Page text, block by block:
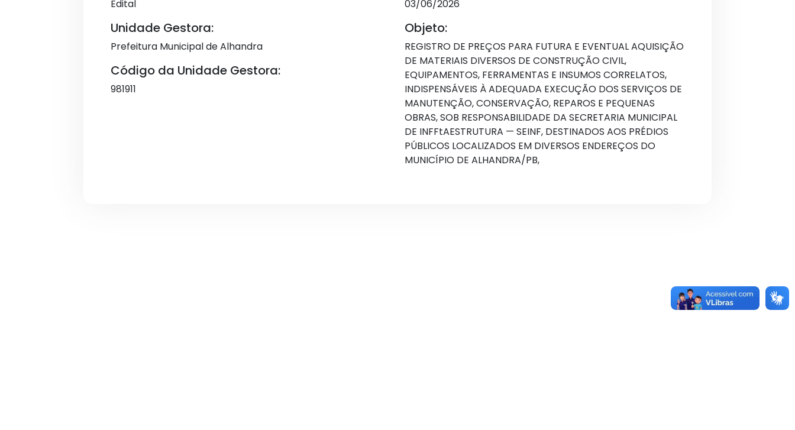
Edital
Unidade Gestora:
Prefeitura Municipal de Alhandra
Código da Unidade Gestora:
981911
03/06/2026
Objeto:
REGISTRO DE PREÇOS PARA FUTURA E EVENTUAL AQUISIÇÃO
DE MATERIAIS DIVERSOS DE CONSTRUÇÃO CIVIL,
EQUIPAMENTOS, FERRAMENTAS E INSUMOS CORRELATOS,
INDISPENSÁVEIS À ADEQUADA EXECUÇÃO DOS SERVIÇOS DE
MANUTENÇÃO, CONSERVAÇÃO, REPAROS E PEQUENAS
OBRAS, SOB RESPONSABILIDADE DA SECRETARIA MUNICIPAL
DE INFFtAESTRUTURA — SEINF, DESTINADOS AOS PRÉDIOS
PÚBLICOS LOCALIZADOS EM DIVERSOS ENDEREÇOS DO
MUNICÍPIO DE ALHANDRA/PB,